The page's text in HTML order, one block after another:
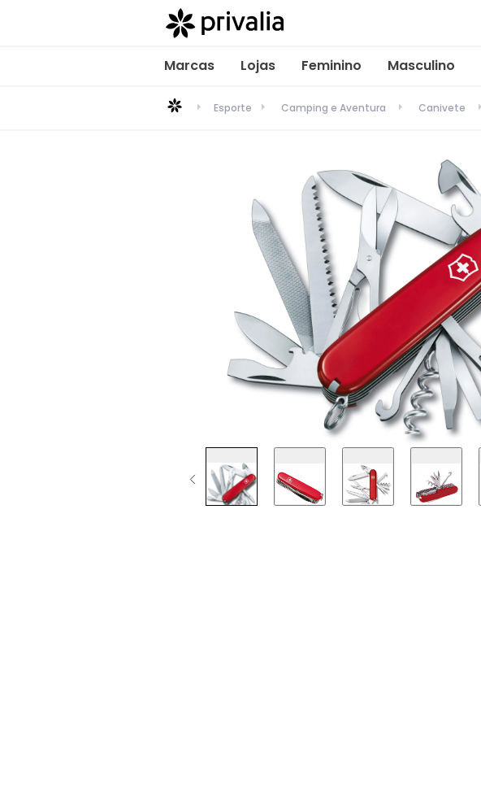
Marcas Lojas Feminino Masculino
Esporte Camping e Aventura Canivete